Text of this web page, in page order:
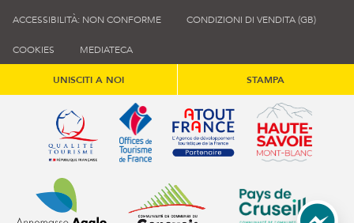
ACCESSIBILITÀ: NON CONFORME CONDIZIONI DI VENDITA (GB)
COOKIES MEDIATECA
UNISCITI A NOI STAMPA
Qualité tourisme (s'ouvre dans une nouvelle fenêtre)
Office de tourisme de France (s'ouvre
Atout France (s'ouvre dans
Annemasse Agglo (s'ouvre dans une nouvelle fenêtre)
Communauté de communes du
Communauté de